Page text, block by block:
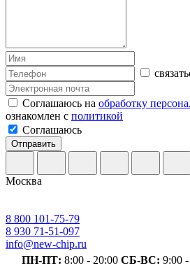
Соглашаюсь на обработку
ознакомлен с политикой
Соглашаюсь
Отправить
Москва
8 800 101-75-79
8 930 71-51-097
info@new-chip.ru
ПН-ПТ: 8:00 - 20:00 СБ-ВС: 9:00